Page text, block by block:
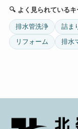
🔍 よく見られているキ
排水管洗浄 詰ま
リフォーム
排水